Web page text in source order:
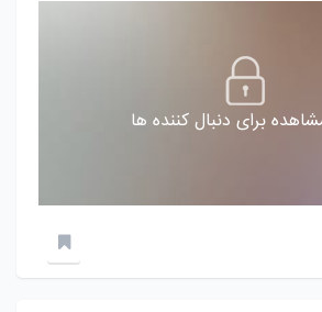
برای دنبال کننده ها